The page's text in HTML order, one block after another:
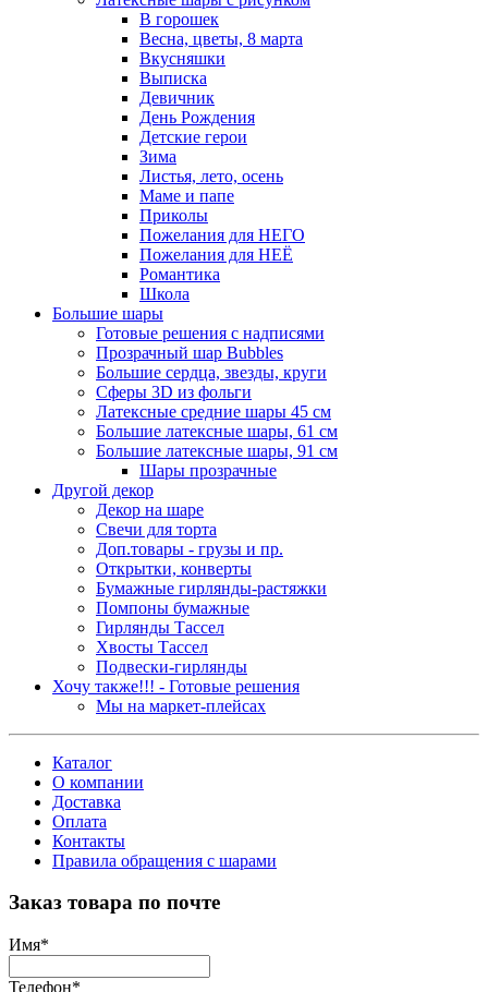
В горошек
Весна, цветы, 8 марта
Вкусняшки
Выписка
Девичник
День Рождения
Детские герои
Зима
Листья, лето, осень
Маме и папе
Приколы
Пожелания для НЕГО
Пожелания для НЕЁ
Романтика
Школа
Большие шары
Готовые решения с надписями
Прозрачный шар Bubbles
Большие сердца, звезды, круги
Сферы 3D из фольги
Латексные средние шары 45 см
Большие латексные шары, 61 см
Большие латексные шары, 91 см
Шары прозрачные
Другой декор
Декор на шаре
Свечи для торта
Доп.товары - грузы и пр.
Открытки, конверты
Бумажные гирлянды-растяжки
Помпоны бумажные
Гирлянды Тассел
Хвосты Тассел
Подвески-гирлянды
Хочу также!!! - Готовые решения
Мы на маркет-плейсах
Каталог
О компании
Доставка
Оплата
Контакты
Правила обращения с шарами
Заказ товара по почте
Имя*
Телефон*